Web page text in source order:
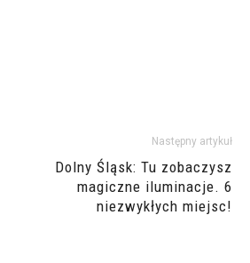
Następny artykuł
Dolny Śląsk: Tu zobaczysz
magiczne iluminacje. 6
niezwykłych miejsc!